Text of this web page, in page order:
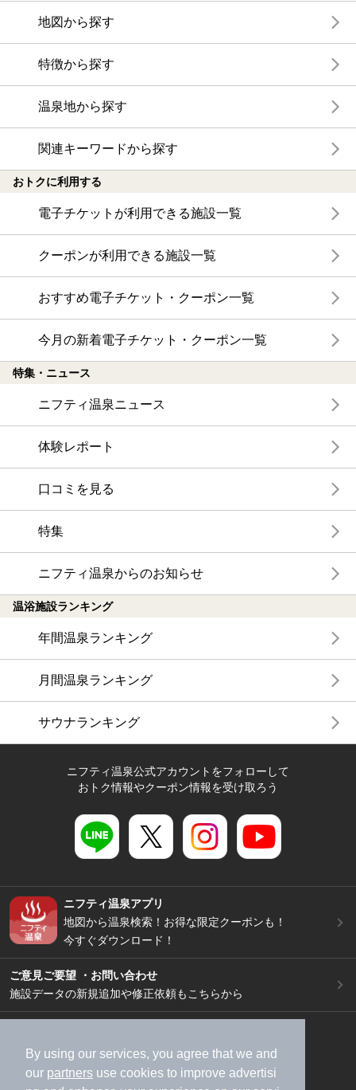
By using our services, you agree that we and
our partners use cookies to improve advertisi
地図から探す
特徴から探す
温泉地から探す
関連キーワードから探す
おトクに利用する
電子チケットが利用できる施設一覧
クーポンが利用できる施設一覧
おすすめ電子チケット・クーポン一覧
今月の新着電子チケット・クーポン一覧
特集・ニュース
ニフティ温泉ニュース
体験レポート
口コミを見る
特集
ニフティ温泉からのお知らせ
温浴施設ランキング
年間温泉ランキング
月間温泉ランキング
サウナランキング
ニフティ温泉公式アカウントをフォローして
おトク情報やクーポン情報を受け取ろう
ニフティ温泉アプリ
地図から温泉検索！お得な限定クーポンも！
今すぐダウンロード！
ご意見ご要望 ・お問い合わせ
施設データの新規追加や修正依頼もこちらから
加盟店募集（資料請求）
広告出稿のご案内
利用規約
ライフスタイルMEMBERS+規約